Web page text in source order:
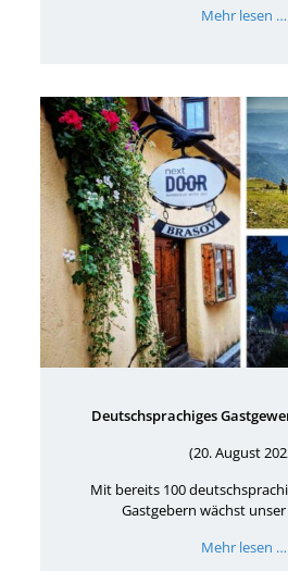
Mehr lesen …
Deutschsprachiges
(20. August
Mit bereits 100
Gastgebern wächst
Mehr lesen …